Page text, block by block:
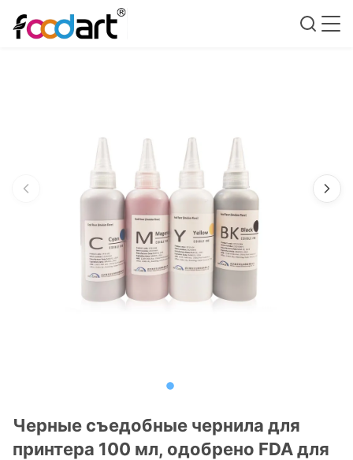
Черные съедобные чернила для
принтера 100 мл, одобрено FDA для